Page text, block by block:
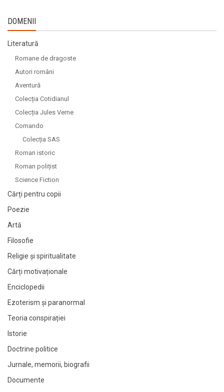
DOMENII
Literatură
Romane de dragoste
Autori români
Aventură
Colecția Cotidianul
Colecția Jules Verne
Comando
Colecția SAS
Roman istoric
Roman polițist
Science Fiction
Cărți pentru copii
Poezie
Artă
Filosofie
Religie și spiritualitate
Cărți motivaționale
Enciclopedii
Ezoterism și paranormal
Teoria conspirației
Istorie
Doctrine politice
Jurnale, memorii, biografii
Documente